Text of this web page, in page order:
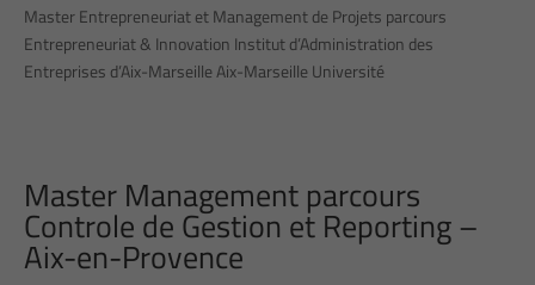
Master Entrepreneuriat et Management de Projets parcours
Entrepreneuriat & Innovation Institut d’Administration des
Entreprises d’Aix-Marseille Aix-Marseille Université
Master Management parcours
Controle de Gestion et Reporting –
Aix-en-Provence